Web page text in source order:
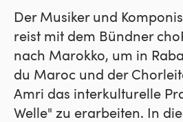
Der Musiker und
reist mit dem Bündner
nach Marokko, um in
du Maroc und der
Amri das interkulturelle
Welle" zu erarbeiten. In